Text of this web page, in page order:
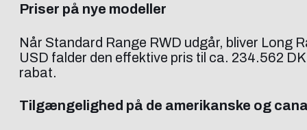
Priser på nye modeller
Når Standard Range RWD udgår, bliver Long
USD falder den effektive pris til ca. 234.562
rabat.
Tilgængelighed på de amerikanske og